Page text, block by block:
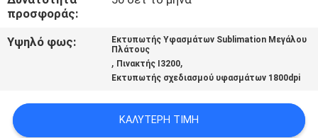
ΟΙ
ΠΕΡΙΠΤΏΣΕΙΣ
NEWS
προσφοράς:
Υψηλό φως:
Εκτυπωτής Υφασμάτων Sublimation Μεγάλου
Πλάτους
, Πινακτής I3200,
Εκτυπωτής σχεδιασμού υφασμάτων 1800dpi
ΚΑΛΎΤΕΡΗ ΤΙΜΉ